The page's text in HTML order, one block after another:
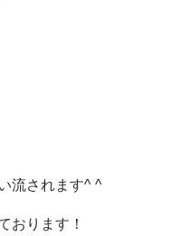
流されます^ ^
おります！